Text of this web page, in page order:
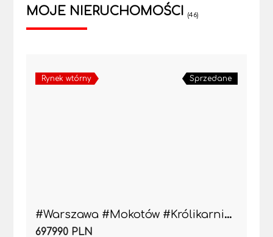
MOJE NIERUCHOMOŚCI (46)
Rynek wtórny Sprzedane
#Warszawa #Mokotów #Królikarnia 2pok do wejścia
697990 PLN